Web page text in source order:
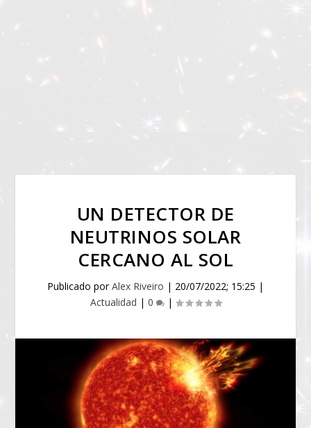
UN DETECTOR DE
NEUTRINOS SOLAR
CERCANO AL SOL
Publicado porAlex Riveiro | 20/07/2022; 15:25 |
Actualidad | 0 |